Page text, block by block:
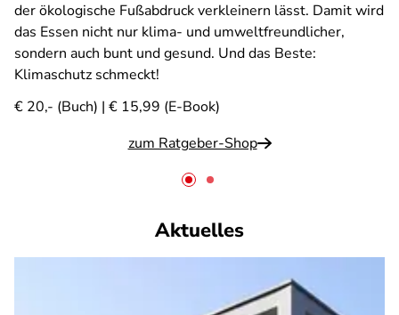
der ökologische Fußabdruck verkleinern lässt. Damit wird
das Essen nicht nur klima- und umweltfreundlicher,
sondern auch bunt und gesund. Und das Beste:
Klimaschutz schmeckt!
€ 20,- (Buch) | € 15,99 (E-Book)
zum Ratgeber-Shop
Aktuelles